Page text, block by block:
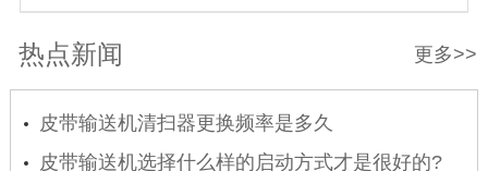
更多>>
热点新闻
皮带输送机清扫器更换频率是多久
皮带输送机选择什么样的启动方式才是很好的?